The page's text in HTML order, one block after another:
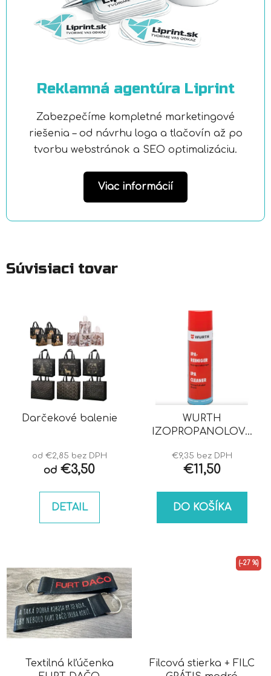
Reklamná agentúra Liprint
Zabezpečíme kompletné marketingové
riešenia – od návrhu loga a tlačovín až po
tvorbu webstránok a SEO optimalizáciu.
Viac informácií
Súvisiaci tovar
Darčekové balenie
od €2,85 bez DPH
od €3,50
DETAIL
WURTH
IZOPROPANOLOVÝ
€9,35 bez DPH
€11,50
DO KOŠÍKA
Textilná kľúčenka
Filcová stierka + FILC
(–27 %)